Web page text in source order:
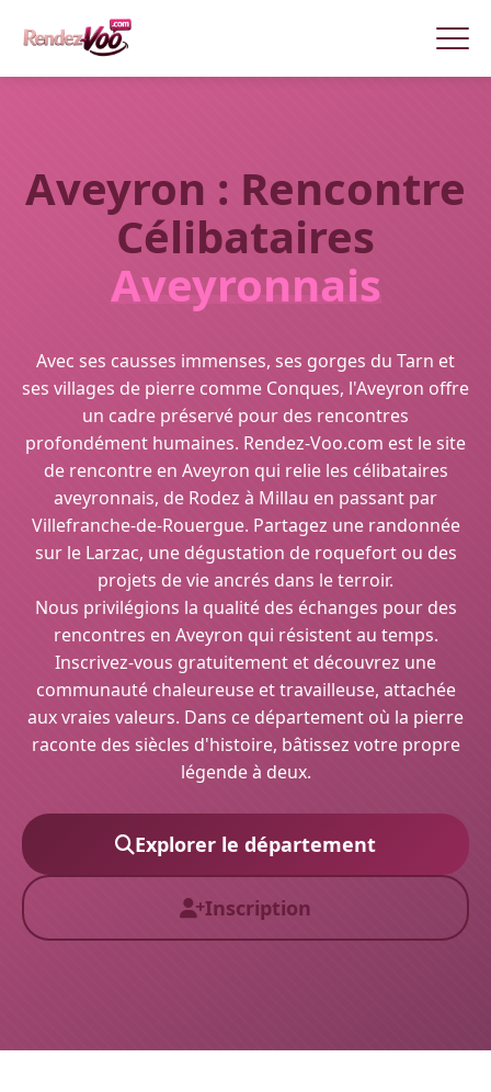
Aveyron : Rencontre
Célibataires
Aveyronnais
Avec ses causses immenses, ses gorges du Tarn et
ses villages de pierre comme Conques, l'Aveyron offre
un cadre préservé pour des rencontres
profondément humaines. Rendez-Voo.com est le site
de rencontre en Aveyron qui relie les célibataires
aveyronnais, de Rodez à Millau en passant par
Villefranche-de-Rouergue. Partagez une randonnée
sur le Larzac, une dégustation de roquefort ou des
projets de vie ancrés dans le terroir.
Nous privilégions la qualité des échanges pour des
rencontres en Aveyron qui résistent au temps.
Inscrivez-vous gratuitement et découvrez une
communauté chaleureuse et travailleuse, attachée
aux vraies valeurs. Dans ce département où la pierre
raconte des siècles d'histoire, bâtissez votre propre
légende à deux.
Explorer le département
Inscription